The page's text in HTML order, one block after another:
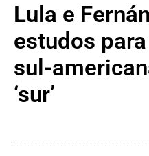
Lula e
estudos
sul-
‘sur’